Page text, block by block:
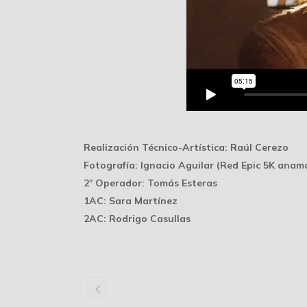
Realización Técnico-Artística: Raúl Cerezo
Fotografía: Ignacio Aguilar (Red Epic 5K
2º Operador: Tomás Esteras
1AC: Sara Martínez
2AC: Rodrigo Casullas